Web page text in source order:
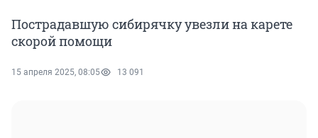
Пострадавшую сибирячку увезли на карете
скорой помощи
15 апреля 2025, 08:05 13 091